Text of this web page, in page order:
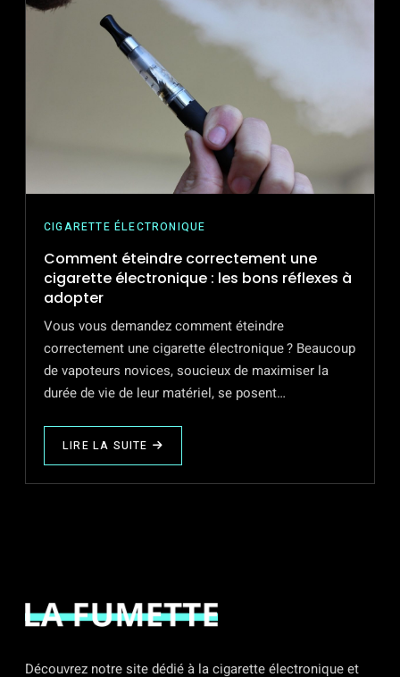
TOUSSER
ASTUCES
CONSEILS
CIGARETTE ÉLECTRONIQUE
Comment éteindre correctement une
cigarette électronique : les bons réflexes à
adopter
Vous vous demandez comment éteindre
correctement une cigarette électronique ? Beaucoup
de vapoteurs novices, soucieux de maximiser la
durée de vie de leur matériel, se posent…
LIRE LA SUITE
ABOUT
CORRECTEMENT
Découvrez notre site dédié à la cigarette électronique et